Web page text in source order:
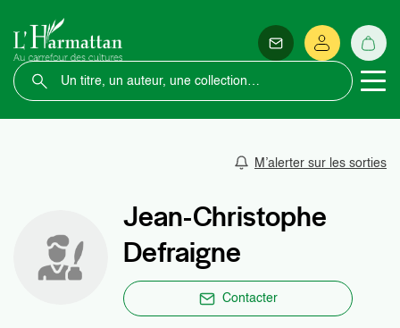
M’alerter sur les sorties
Jean-Christophe
Defraigne
Contacter